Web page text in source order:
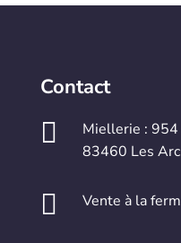
Contact

Miellerie : 954
83460 Les
 Vente à la